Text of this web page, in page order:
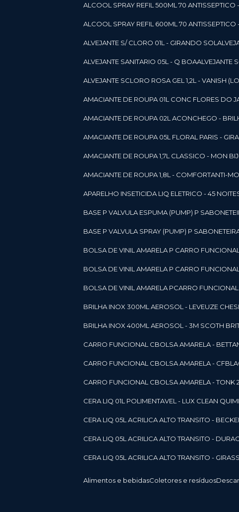
ALCOOL SPRAY REFIL 500ML 70 ANTISSEPTICO
ALCOOL SPRAY REFIL 600ML 70 ANTISSEPTICO
ALVEJANTE S/ CLORO 01L - GIRANDO SOL
ALVEJANTE SANITARIO 05L - Q BOA
ALVEJANTE SCLORO ROSA GEL 1,2L - VANISH
AMACIANTE DE ROUPA 01L CONC FLORES DO
AMACIANTE DE ROUPA 02L ACONCHEGO -
AMACIANTE DE ROUPA 05L FLORAL PARIS -
AMACIANTE DE ROUPA 1,7L CLASSICO - MON
AMACIANTE DE ROUPA 1,8L - COMFORT ANTI-
APARELHO INSETICIDA LIQ ELETRICO - 45
BASE P VALVULA ESPUMA (PUMP) P
BASE P VALVULA SPRAY (PUMP) P
BOLSA DE VINIL AMARELA P CARRO
BOLSA DE VINIL AMARELA P CARRO
BOLSA DE VINIL AMARELA PCARRO
BRILHA INOX 300ML AEROSOL - LEVEUZE CHESI
BRILHA INOX 400ML AEROSOL - 3M SCOTH
CARRO FUNCIONAL CBOLSA AMARELA -
CARRO FUNCIONAL CBOLSA AMARELA -
CARRO FUNCIONAL CBOLSA AMARELA - TONK
CERA LIQ 01L POLIMENTAVEL - LUX CLEAN
CERA LIQ 05L ACRILICA ALTO TRANSITO -
CERA LIQ 05L ACRILICA ALTO TRANSITO -
CERA LIQ 05L ACRILICA ALTO TRANSITO -
Alimentos e bebidas Coletores e resíduos